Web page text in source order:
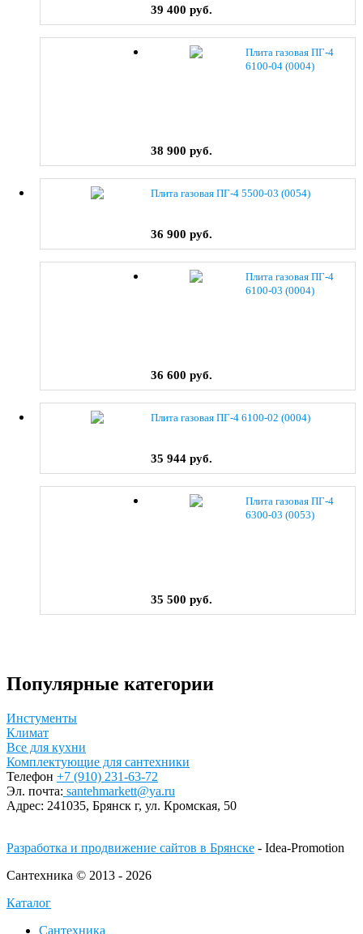
39 400 руб.
Плита газовая ПГ-4
6100-04 (0004)
38 900 руб.
Плита газовая ПГ-4 5500-03 (0054)
36 900 руб.
Плита газовая ПГ-4
6100-03 (0004)
36 600 руб.
Плита газовая ПГ-4 6100-02 (0004)
35 944 руб.
Плита газовая ПГ-4
6300-03 (0053)
35 500 руб.
Популярные категории
Инстументы
Климат
Все для кухни
Комплектующие для сантехники
Телефон +7 (910) 231-63-72
Эл. почта: santehmarkett@ya.ru
Адрес: 241035, Брянск г, ул. Кромская, 50
Разработка и продвижение сайтов в Брянске - Idea-Promotion
Сантехника © 2013 - 2026
Каталог
Сантехника